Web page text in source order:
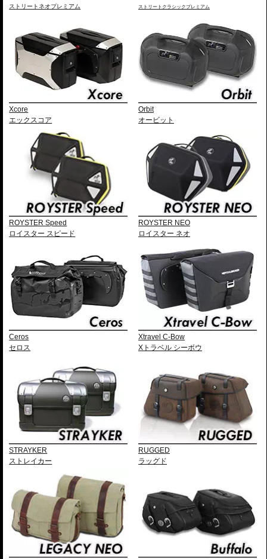
ストリートネオプレミアム
ストリートクラシックプレミアム
Xcore
エックスコア
Orbit
オービット
ROYSTER Speed
ロイスター スピード
ROYSTER NEO
ロイスター ネオ
Ceros
セロス
Xtravel C-Bow
Xトラベル シーボウ
STRAYKER
ストレイカー
RUGGED
ラッグド